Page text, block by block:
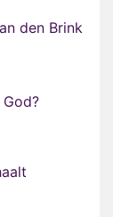
den Brink